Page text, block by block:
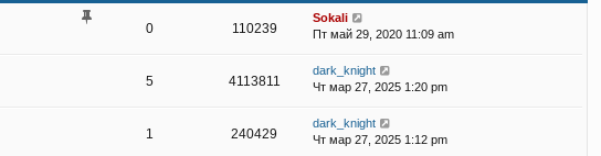
0 110239
Sokali
Пт май 29, 2020 11:09 am
5 4113811
dark_knight
Чт мар 27, 2025 1:20 pm
1 240429
dark_knight
Чт мар 27, 2025 1:12 pm